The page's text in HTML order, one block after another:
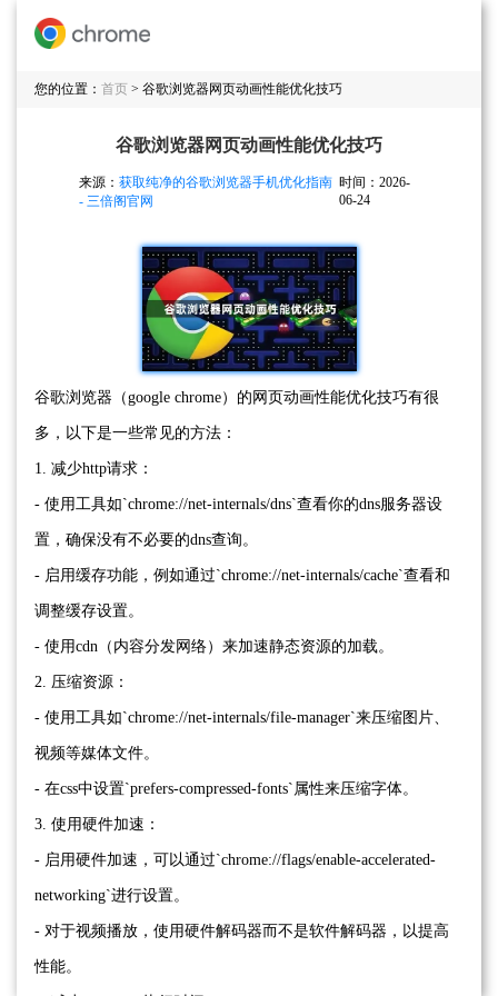
您的位置： 首页 > 谷歌浏览器网页动画性能优化技巧
谷歌浏览器网页动画性能优化技巧
来源： 获取纯净的谷歌浏览器手机优化指南
- 三倍阁官网
时间：2026-
06-24
谷歌浏览器（google chrome）的网页动画性能优化技巧有很
多，以下是一些常见的方法：
1. 减少http请求：
- 使用工具如`chrome://net-internals/dns`查看你的dns服务器设
置，确保没有不必要的dns查询。
- 启用缓存功能，例如通过`chrome://net-internals/cache`查看和
调整缓存设置。
- 使用cdn（内容分发网络）来加速静态资源的加载。
2. 压缩资源：
- 使用工具如`chrome://net-internals/file-manager`来压缩图片、
视频等媒体文件。
- 在css中设置`prefers-compressed-fonts`属性来压缩字体。
3. 使用硬件加速：
- 启用硬件加速，可以通过`chrome://flags/enable-accelerated-
networking`进行设置。
- 对于视频播放，使用硬件解码器而不是软件解码器，以提高
性能。